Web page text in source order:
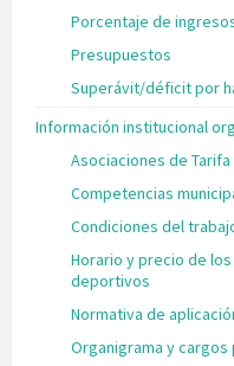
Porcentaje de
Presupuestos
Superávit/déficit por
Información institucional
Asociaciones de Tarifa
Competencias
Condiciones del
Horario y precio de
deportivos
Normativa de
Organigrama y